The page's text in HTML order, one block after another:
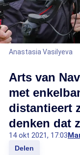
Anastasia Vasilyeva
Arts van
met
distantieert
denken dat
14 okt 2021, 17:03
Delen